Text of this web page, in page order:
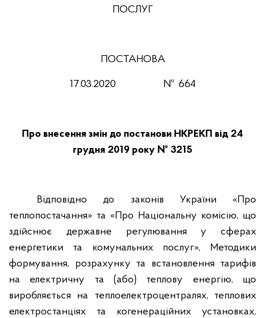
ПОСЛУГ
ПОСТАНОВА
17.03.2020 № 664
Про внесення змін до постанови НКРЕКП від 24
грудня 2019 року № 3215
Відповідно до законів України «Про
теплопостачання» та «Про Національну комісію, що
здійснює державне регулювання у сферах
енергетики та комунальних послуг», Методики
формування, розрахунку та встановлення тарифів
на електричну та (або) теплову енергію, що
виробляється на теплоелектроцентралях, теплових
електростанціях та когенераційних установках,